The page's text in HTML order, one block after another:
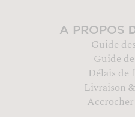
A PROPOS
Guide
Guide
Délais de
Livraison